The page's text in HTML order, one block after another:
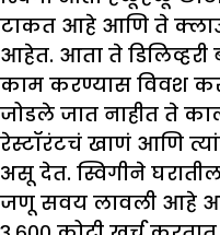
टाकत आहे आणि ते
आहेत. आता ते
काम करण्यास विवश
जोडले जात नाहीत ते
रेस्टॉरंटचं खाणं आणि
असू देत. स्विगीने
जणू सवय लावली आहे